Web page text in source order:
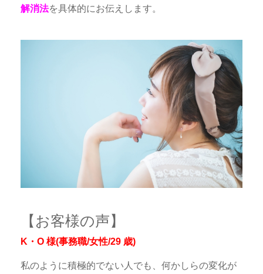
解消法を具体的にお伝えします。
【お客様の声】
K・O 様(事務職/女性/29 歳)
私のように積極的でない人でも、何かしらの変化が